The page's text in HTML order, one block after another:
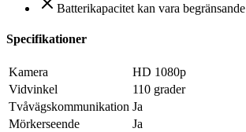
Batterikapacitet kan vara begränsande
Specifikationer
Kamera
HD 1080p
Vidvinkel
110 grader
Tvåvägskommunikation Ja
Mörkerseende
Ja